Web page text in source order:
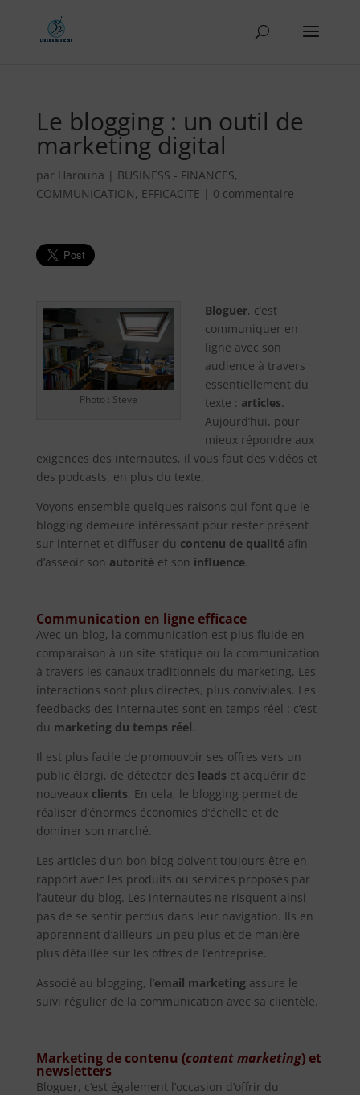
Le blogging : un outil de
marketing digital
par Harouna | BUSINESS - FINANCES,
COMMUNICATION, EFFICACITE | 0 commentaire
Photo : Steve
Bloguer, c’est
communiquer en
ligne avec son
audience à travers
essentiellement du
texte : articles.
Aujourd’hui, pour
mieux répondre aux
exigences des internautes, il vous faut des vidéos et
des podcasts, en plus du texte.
Voyons ensemble quelques raisons qui font que le
blogging demeure intéressant pour rester présent
sur internet et diffuser du contenu de qualitéafin
d’asseoir son autoritéet son influence.
Communication en ligne efficace
Avec un blog, la communication est plus fluide en
comparaison à un site statique ou la communication
à travers les canaux traditionnels du marketing. Les
interactions sont plus directes, plus conviviales. Les
feedbacks des internautes sont en temps réel : c’est
du marketing du temps réel.
Il est plus facile de promouvoir ses offres vers un
public élargi, de détecter des leads et acquérir de
nouveaux clients. En cela, le blogging permet de
réaliser d’énormes économies d’échelle et de
dominer son marché.
Les articles d’un bon blog doivent toujours être en
rapport avec les produits ou services proposés par
l’auteur du blog. Les internautes ne risquent ainsi
pas de se sentir perdus dans leur navigation. Ils en
apprennent d’ailleurs un peu plus et de manière
plus détaillée sur les offres de l’entreprise.
Associé au blogging, l’email marketingassure le
suivi régulier de la communication avec sa clientèle.
Marketing de contenu (content marketing) et
newsletters
Bloguer, c’est également l’occasion d’offrir du